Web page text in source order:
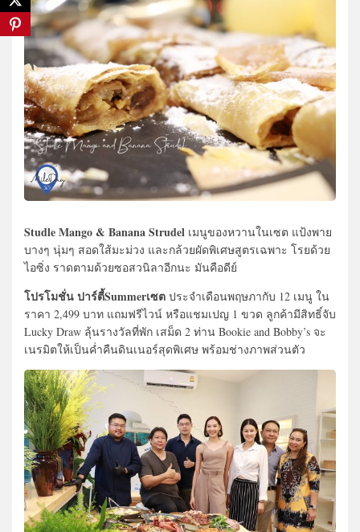
Studle Mango & Banana Strudel เมนูของหวานในเซต แป้งพาย
บางๆ นุ่มๆ สอดใส้มะม่วง และกล้วยผัดพิเศษสูตรเฉพาะ โรยด้วย
ไอซิ่ง ราดตามด้วยซอสวนิลาอีกนะ มันคือดีย์
โปรโมชั่น ปาร์ตี้Summerเซต ประจำเดือนพฤษภากับ 12 เมนู ใน
ราคา 2,499 บาท แถมฟรีไวน์ หรือแชมเปญ 1 ขวด ลูกค้ามีสิทธิ์จับ
Lucky Draw ลุ้นรางวัลที่พัก เสม็ด 2 ท่าน Bookie and Bobby’s จะ
เนรมิตให้เป็นค่ำคืนดินเนอร์สุดพิเศษ พร้อมช่างภาพส่วนตัว